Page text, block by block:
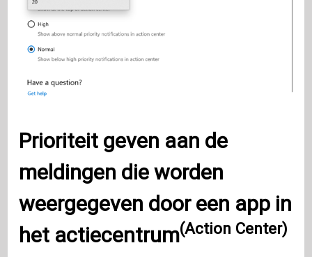
Prioriteit geven aan de
meldingen die worden
weergegeven door een app in
het actiecentrum(Action Center)